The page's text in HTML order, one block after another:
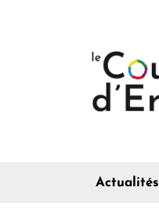
Actualités